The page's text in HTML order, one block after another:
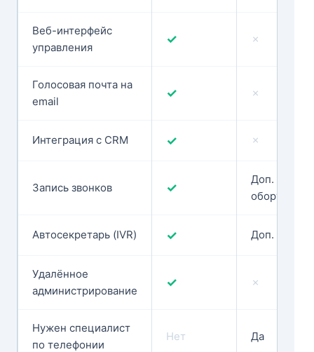
Веб-интерфейс
управления
✓ ✗
Голосовая почта на
email
✓ ✗
Интеграция с CRM ✓ ✗
Запись звонков ✓
Доп.
Автосекретарь (IVR) ✓ Доп. модуль
Удалённое
администрирование
✓ ✗
Нужен специалист
по телефонии
Нет Да